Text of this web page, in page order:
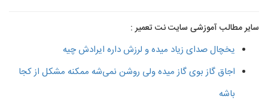
سایر مطالب آموزشی سایت نت تعمیر :
یخچال صدای زیاد میده و لرزش داره ایرادش چیه
اجاق گاز بوی گاز میده ولی روشن نمی‌شه ممکنه مشکل از کجا
باشه